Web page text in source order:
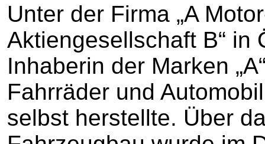
Unter der Firma „A
Aktiengesellschaft B“ in
Inhaberin der Marken
Fahrräder und
selbst herstellte. Über